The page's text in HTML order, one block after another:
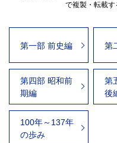
で複製・転載す
第一部 前史編 第
第四部 昭和前
期編
第
後
100年～137年
の歩み